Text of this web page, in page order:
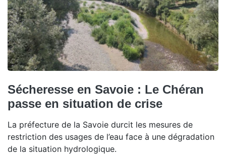
Sécheresse en Savoie : Le Chéran
passe en situation de crise
La préfecture de la Savoie durcit les mesures de
restriction des usages de l’eau face à une dégradation
de la situation hydrologique.